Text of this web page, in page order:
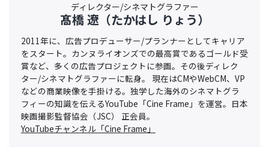
ディレクター/シネマトグラファー
髙橋 遼（たかはし りょう）
2011年に、広告プロデューサー/プランナーとしてキャリア
をスタート。カンヌライオンズでの最高賞であるゴールド受
賞など、多くの広告プロジェクトに参画。その後ディレク
ター/シネマトグラファーに転身。 現在はCMやWebCM、VP
などの商業映像を手掛ける。独学した海外のシネマトグラ
フィーの知識を伝えるYouTube「Cine Frame」を運営。日本
映画撮影監督協会（JSC） 正会員。
YouTubeチャンネル「Cine Frame」